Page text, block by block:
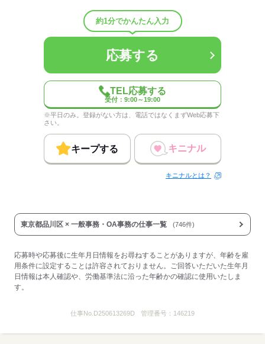
建築・土木・不動産関連
機械･プラント･エンジニアリング
応募する
約1分でかんたん入力
応募する
TEL応募する
受付：9:00～19:00
※平日のみ。登録がない方は、電話ではなくまずWeb応募下
さい。
キープする キニナル
キニナルとは？
東京都品川区 × 一般事務・OA事務の仕事一覧 (746件)
応募時や応募後に生年月日情報をお尋ねすることがありますが、年齢を雇
用条件に設定することは許容されておりません。ご回答いただいた生年月
日情報は本人確認や、労働基準法に沿った年齢かの確認に使用いたしま
す。
仕事No. D250613269D 管理番号： 146219